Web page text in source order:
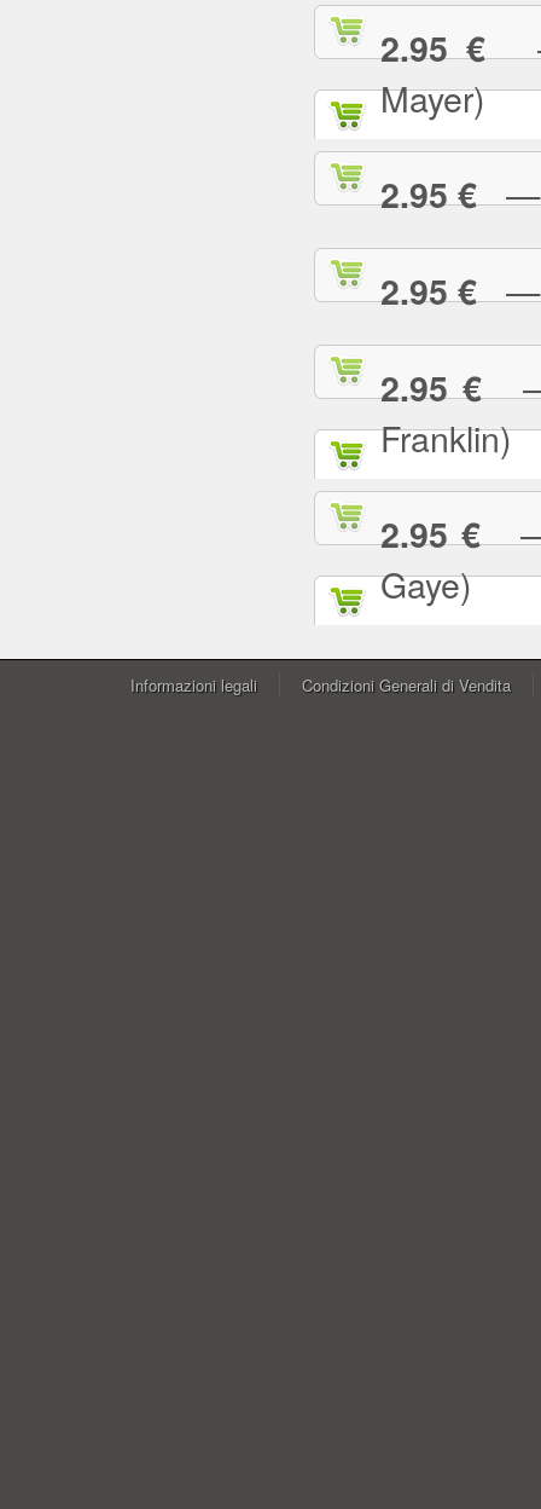
2.95 €—
Mayer)
2.95 €—
2.95 €—
2.95 €—
Franklin)
2.95 €—
Gaye)
Informazioni legali Condizioni Generali di Vendita